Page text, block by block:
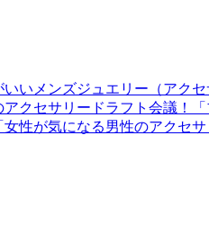
いいメンズジュエリー（アク
クセサリードラフト会議！
女性が気になる男性のアクセ